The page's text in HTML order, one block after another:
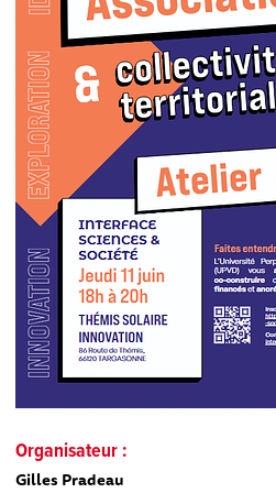
Organisateur :
Gilles Pradeau